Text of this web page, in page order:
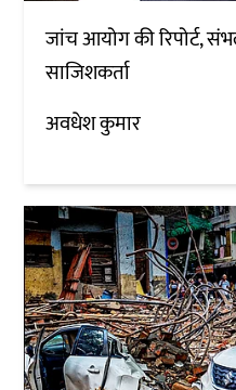
जांच आयोग की रिपोर्ट,
साजिशकर्ता
अवधेश कुमार